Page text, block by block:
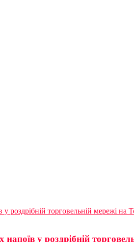
роздрібній торговельній мережі на
у роздрібній